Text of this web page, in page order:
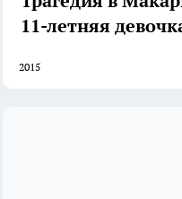
11-летняя
2015